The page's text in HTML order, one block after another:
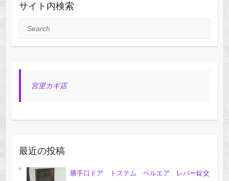
サイト内検索
Search
宮里カギ店
最近の投稿
勝手口ドア トステム ベルエア レバー錠交